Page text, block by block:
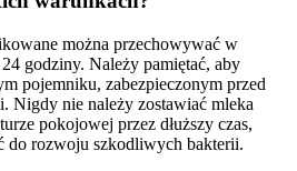
można przechowywać w
godziny. Należy pamiętać, aby
pojemniku, zabezpieczonym przed
Nigdy nie należy zostawiać mleka
pokojowej przez dłuższy czas,
do rozwoju szkodliwych bakterii.